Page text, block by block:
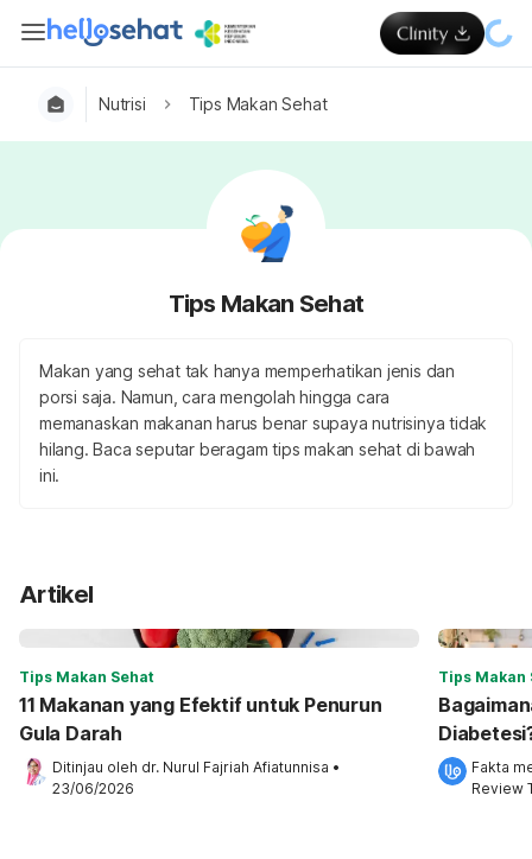
Nutrisi Tips Makan Sehat
Tips Makan Sehat
Makan yang sehat tak hanya memperhatikan jenis dan
porsi saja. Namun, cara mengolah hingga cara
memanaskan makanan harus benar supaya nutrisinya tidak
hilang. Baca seputar beragam tips makan sehat di bawah
ini.
Artikel
Tips Makan Sehat
11 Makanan yang Efektif untuk Penurun
Gula Darah
Ditinjau oleh dr. Nurul Fajriah Afiatunnisa •
23/06/2026
Tips Makan
Fakta
Review